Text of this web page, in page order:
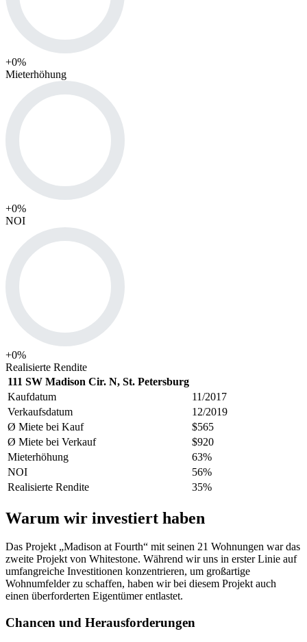
+0%
Mieterhöhung
+0%
NOI
+0%
Realisierte Rendite
111 SW Madison Cir. N, St. Petersburg
Kaufdatum
11/2017
Verkaufsdatum
12/2019
Ø Miete bei Kauf
$565
Ø Miete bei Verkauf
$920
Mieterhöhung
63%
NOI
56%
Realisierte Rendite
35%
Warum wir investiert haben
Das Projekt „Madison at Fourth“ mit seinen 21 Wohnungen war das
zweite Projekt von Whitestone. Während wir uns in erster Linie auf
umfangreiche Investitionen konzentrieren, um großartige
Wohnumfelder zu schaffen, haben wir bei diesem Projekt auch
einen überforderten Eigentümer entlastet.
Chancen und Herausforderungen